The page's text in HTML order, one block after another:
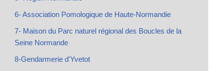
6- Association Pomologique de Haute-Normandie
7- Maison du Parc naturel régional des Boucles de la
Seine Normande
8-Gendarmerie d'Yvetot